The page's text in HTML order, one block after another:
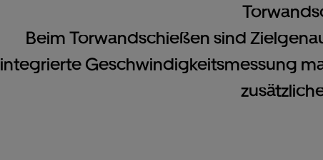
Beim Torwandschießen sind
integrierte Geschwindigkeitsmessung